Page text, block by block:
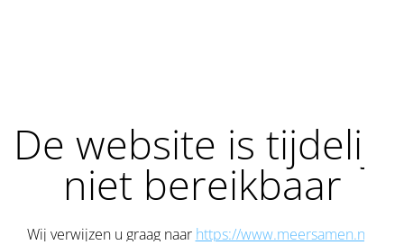
De website is tijdelijk
niet bereikbaar
Wij verwijzen u graag naar https://www.meersamen.nu/